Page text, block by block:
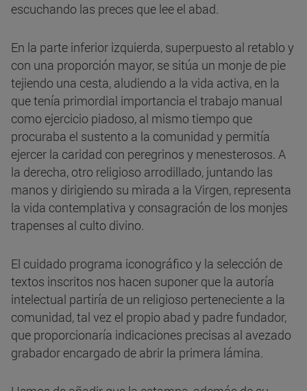
escuchando las preces que lee el abad.
En la parte inferior izquierda, superpuesto al retablo y
con una proporción mayor, se sitúa un monje de pie
tejiendo una cesta, aludiendo a la vida activa, en la
que tenía primordial importancia el trabajo manual
como ejercicio piadoso, al mismo tiempo que
procuraba el sustento a la comunidad y permitía
ejercer la caridad con peregrinos y menesterosos. A
la derecha, otro religioso arrodillado, juntando las
manos y dirigiendo su mirada a la Virgen, representa
la vida contemplativa y consagración de los monjes
trapenses al culto divino.
El cuidado programa iconográfico y la selección de
textos inscritos nos hacen suponer que la autoría
intelectual partiría de un religioso perteneciente a la
comunidad, tal vez el propio abad y padre fundador,
que proporcionaría indicaciones precisas al avezado
grabador encargado de abrir la primera lámina.